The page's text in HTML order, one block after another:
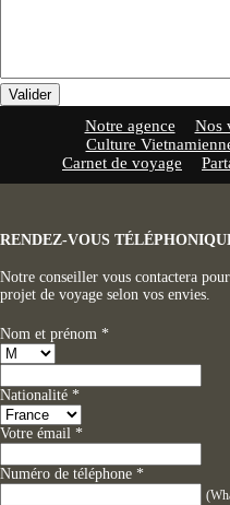
Valider
Notre agence Nos
Culture
Carnet de voyage
RENDEZ-VOUS
Notre conseiller vous contactera
projet de voyage selon vos envies.
Nom et prénom *
Nationalité *
Votre émail *
Numéro de téléphone *